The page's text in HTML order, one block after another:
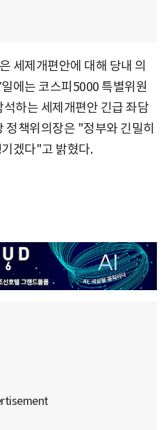
세제개편안에 대해 당내 의
에는 코스피5000 특별위원
하는 세제개편안 긴급 좌담
정책위의장은 "정부와 긴밀히
겠다"고 밝혔다.